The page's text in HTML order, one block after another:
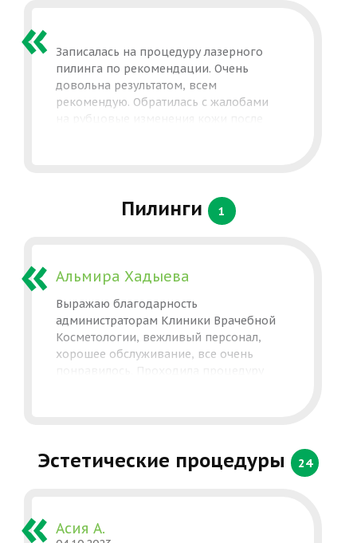
Записалась на процедуру лазерного
пилинга по рекомендации. Очень
довольна результатом, всем
рекомендую. Обратилась с жалобами
на рубцовые изменения кожи после
повторить на следующий год, так как
процедура сезонная.
Пилинги 1
Альмира Хадыева
Выражаю благодарность
администраторам Клиники Врачебной
Косметологии, вежливый персонал,
хорошее обслуживание, все очень
понравилось. Проходила процедуру
Эстетические процедуры 24
Асия А.